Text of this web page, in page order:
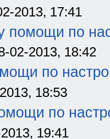
2013, 17:41
помощи по
02-2013, 18:42
по
18:53
по
19:41